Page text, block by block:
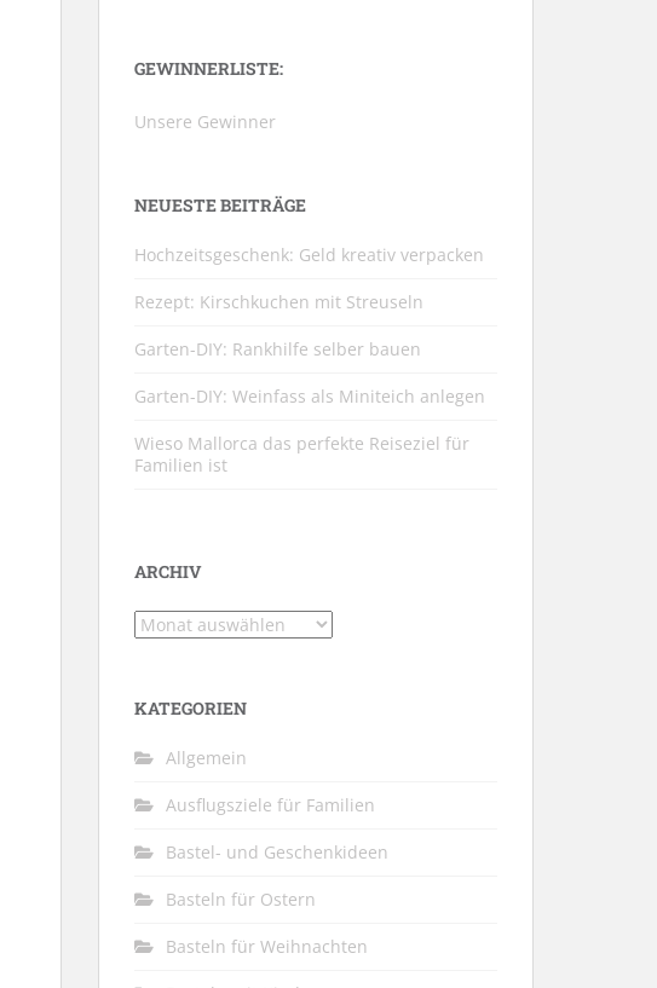
GEWINNERLISTE:
Unsere Gewinner
NEUESTE BEITRÄGE
Hochzeitsgeschenk: Geld kreativ verpacken
Rezept: Kirschkuchen mit Streuseln
Garten-DIY: Rankhilfe selber bauen
Garten-DIY: Weinfass als Miniteich anlegen
Wieso Mallorca das perfekte Reiseziel für
Familien ist
ARCHIV
Archiv
KATEGORIEN
Allgemein
Ausflugsziele für Familien
Bastel- und Geschenkideen
Basteln für Ostern
Basteln für Weihnachten